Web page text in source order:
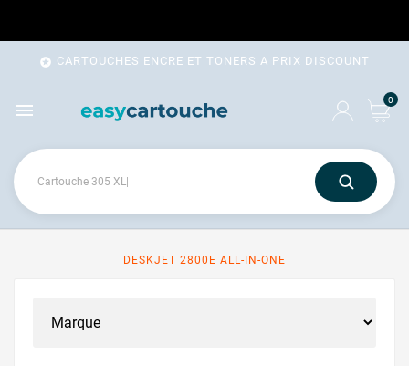
 CARTOUCHES ENCRE ET TONERS A PRIX DISCOUNT
 0
DESKJET 2800E ALL-IN-ONE